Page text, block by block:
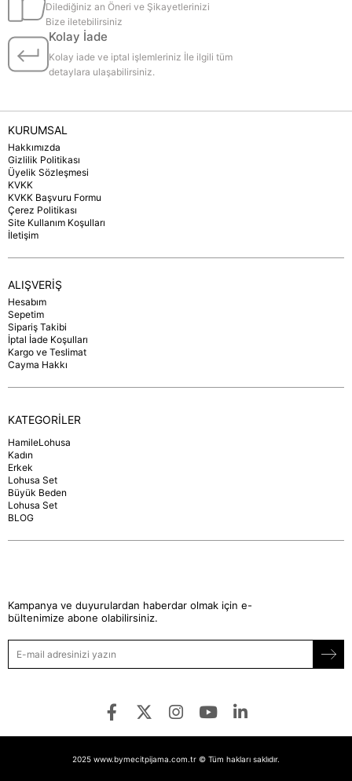
Dilediğiniz an Öneri ve Şikayetlerinizi
Bize iletebilirsiniz
Kolay İade
Kolay iade ve iptal işlemleriniz İle ilgili tüm
detaylara ulaşabilirsiniz.
KURUMSAL
Hakkımızda
Gizlilik Politikası
Üyelik Sözleşmesi
KVKK
KVKK Başvuru Formu
Çerez Politikası
Site Kullanım Koşulları
İletişim
ALIŞVERİŞ
Hesabım
Sepetim
Sipariş Takibi
İptal İade Koşulları
Kargo ve Teslimat
Cayma Hakkı
KATEGORİLER
HamileLohusa
Kadın
Erkek
Lohusa Set
Büyük Beden
Lohusa Set
BLOG
Kampanya ve duyurulardan haberdar olmak için e-
bültenimize abone olabilirsiniz.
2025 www.bymecitpijama.com.tr © Tüm hakları saklıdır.